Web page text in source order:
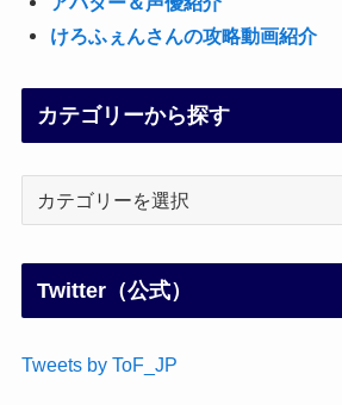
けろふぇんさんの攻略動画紹介
カテゴリーから探す
ら
Twitter（公式）
Tweets by ToF_JP